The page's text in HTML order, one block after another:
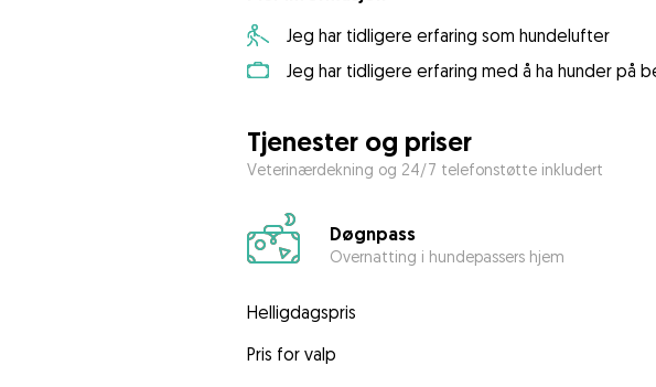
Jeg har tidligere erfaring som hundelufter
Jeg har tidligere erfaring med å ha hunder på
Tjenester og priser
Veterinærdekning og 24/7 telefonstøtte inkludert
Døgnpass
Overnatting i hundepassers hjem
Helligdagspris
Pris for valp